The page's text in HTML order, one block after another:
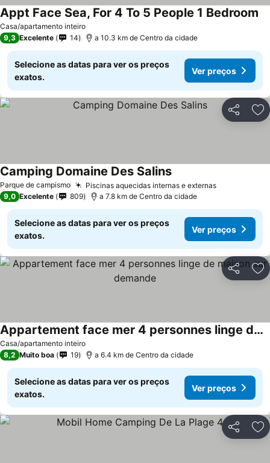
Casa/apartamento inteiro
Appt Face Sea, For 4 To 5 People 1 Bedroom
9,3 Excelente 14 a 10.3 km de Centro da cidade
Selecione as datas para ver os preços
exatos.
Ver preços
Partilhar
Parque de campismo Piscinas aquecidas internas e externasVer preços
Camping Domaine Des SalinsVer preços
9,0 Excelente 809 a 7.8 km de Centro da cidade
Selecione as datas para ver os preços
exatos.
Ver preços
Partilhar
Casa/apartamento inteiro
Appartement face mer 4 personnes linge de maison sur demande
Ver preços
8,2 Muito boa 19 a 6.4 km de Centro da cidade
Selecione as datas para ver os preços
exatos.
Ver preços
Partilhar